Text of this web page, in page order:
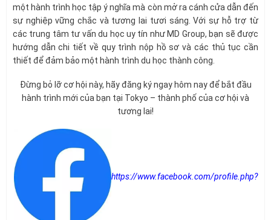
một hành trình học tập ý nghĩa mà còn mở ra cánh cửa dẫn đến
sự nghiệp vững chắc và tương lai tươi sáng. Với sự hỗ trợ từ
các trung tâm tư vấn du học uy tín như MD Group, bạn sẽ được
hướng dẫn chi tiết về quy trình nộp hồ sơ và các thủ tục cần
thiết để đảm bảo một hành trình du học thành công.
Đừng bỏ lỡ cơ hội này, hãy đăng ký ngay hôm nay để bắt đầu
hành trình mới của bạn tại Tokyo – thành phố của cơ hội và
tương lai!
https://www.facebook.com/profile.php?